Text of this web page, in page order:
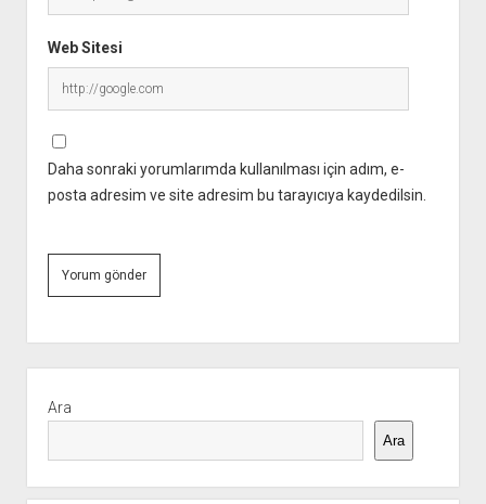
Web Sitesi
Daha sonraki yorumlarımda kullanılması için adım, e-
posta adresim ve site adresim bu tarayıcıya kaydedilsin.
Menü
Ara
Ara